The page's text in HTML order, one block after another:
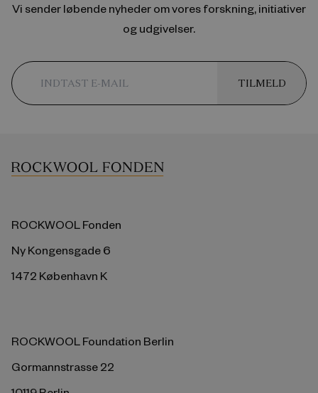
Vi sender løbende nyheder om vores forskning, initiativer
og udgivelser.
TILMELD
ROCKWOOL Fonden
Ny Kongensgade 6
1472 København K
ROCKWOOL Foundation Berlin
Gormannstrasse 22